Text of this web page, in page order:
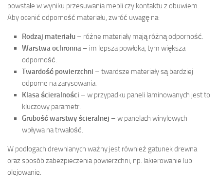
powstałe w wyniku przesuwania mebli czy kontaktu z obuwiem.
Aby ocenić odporność materiału, zwróć uwagę na:
Rodzaj materiału – różne materiały mają różną odporność.
Warstwa ochronna – im lepsza powłoka, tym większa
odporność.
Twardość powierzchni – twardsze materiały są bardziej
odporne na zarysowania.
Klasa ścieralności – w przypadku paneli laminowanych jest to
kluczowy parametr.
Grubość warstwy ścieralnej – w panelach winylowych
wpływa na trwałość.
W podłogach drewnianych ważny jest również gatunek drewna
oraz sposób zabezpieczenia powierzchni, np. lakierowanie lub
olejowanie.